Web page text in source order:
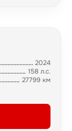
2024
158 л.с.
27799 км